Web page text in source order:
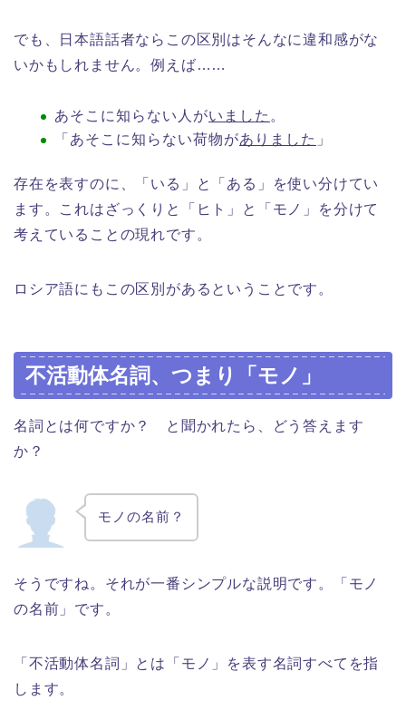
でも、日本語話者ならこの区別はそんなに違和感がな
いかもしれません。例えば……
あそこに知らない人がいました 。
「あそこに知らない荷物がありました 」
存在を表すのに、「いる」と「ある」を使い分けてい
ます。これはざっくりと「ヒト」と「モノ」を分けて
考えていることの現れです。
ロシア語にもこの区別があるということです。
不活動体名詞、つまり「モノ」
名詞とは何ですか？ と聞かれたら、どう答えます
か？
モノの名前？
そうですね。それが一番シンプルな説明です。「モノ
の名前」です。
「不活動体名詞」とは「モノ」を表す名詞すべてを指
します。